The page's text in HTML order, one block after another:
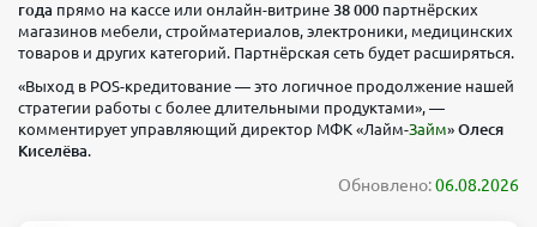
года прямо на кассе или онлайн-витрине 38 000 партнёрских
магазинов мебели, стройматериалов, электроники, медицинских
товаров и других категорий. Партнёрская сеть будет расширяться.
«Выход в POS-кредитование — это логичное продолжение нашей
стратегии работы с более длительными продуктами», —
комментирует управляющий директор МФК «Лайм-Займ» Олеся
Киселёва.
Обновлено:06.08.2026